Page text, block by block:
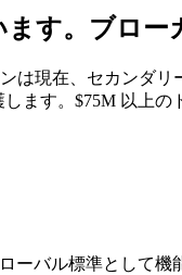
す。ブロー
現在、セカンダリ
す。$75M 以上
バル標準として機